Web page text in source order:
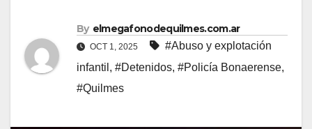
By elmegafonodequilmes.com.ar
OCT 1, 2025
#Abuso y explotación
infantil , #Detenidos, #Policía Bonaerense,
#Quilmes